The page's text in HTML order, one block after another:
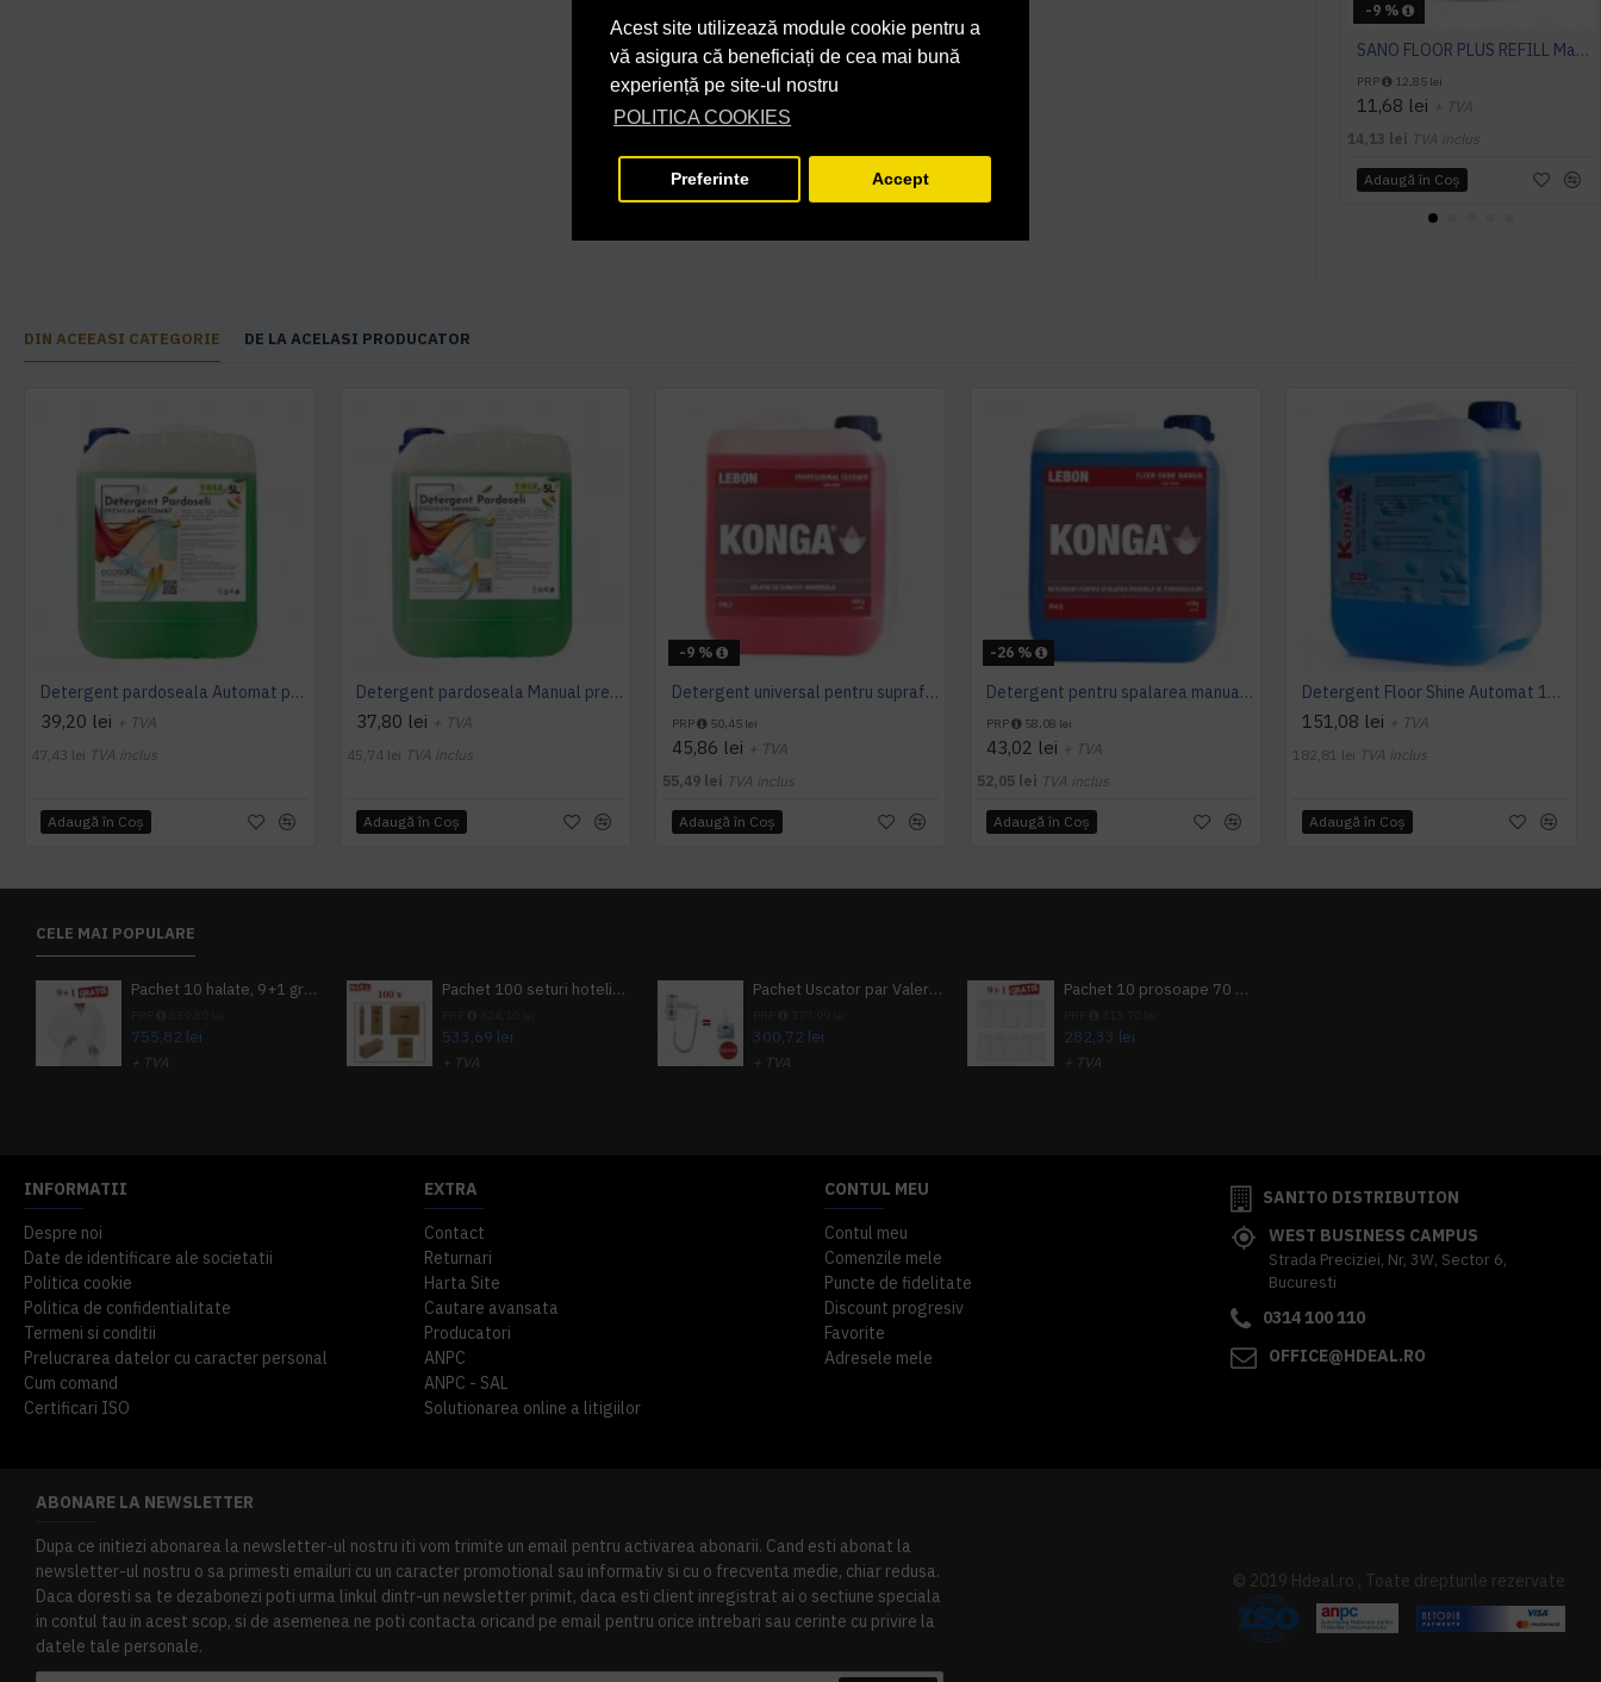
Acest site utilizează module cookie pentru a
vă asigura că beneficiați de cea mai bună
experiență pe site-ul nostru
POLITICA COOKIES
Preferinte Accept
-9 %
SANO FLOOR PLUS REFILL Manual, 750ml, detergent pardoseala
PRP 12,85 lei
11,68 lei + TVA
14,13 lei TVA inclus
Adaugă în Coş
DIN ACEEASI CATEGORIE DE LA ACELASI PRODUCATOR
Detergent pardoseala Automat premium AQAS
39,20 lei + TVA
47,43 lei TVA inclus
Adaugă în Coş
Detergent pardoseala Manual premium 5L Canistra AQAS
37,80 lei + TVA
45,74 lei TVA inclus
Adaugă în Coş
-9 %
Detergent universal pentru suprafete, Professional Cleaner, Konga, 5 L
PRP 50,45 lei
45,86 lei + TVA
55,49 lei TVA inclus
Adaugă în Coş
-26 %
Detergent pentru spalarea manuala a pardoselilor, Dilutie 1:100, Floor Shine Manual, Konga, 5L
PRP 58,08 lei
43,02 lei + TVA
52,05 lei TVA inclus
Adaugă în Coş
Detergent Floor Shine Automat 10 L Konga
151,08 lei + TVA
182,81 lei TVA inclus
Adaugă în Coş
CELE MAI POPULARE
Pachet 10 halate, 9+1 gratuit
755,82 lei
+ TVA
Pachet 100 seturi hoteliere, set dentar, set barbierit, casca de dus, pila unghii, set cusut
533,69 lei
+ TVA
Pachet Uscator par Valera Action Super Plus + GRATUIT Sampon si gel de dus Tork
300,72 lei
+ TVA
Pachet 10 prosoape 70 x 140cm 9 + 1 gratuit
282,33 lei
+ TVA
INFORMATII
Despre noi
Date de identificare ale societatii
Politica cookie
Politica de confidentialitate
Termeni si conditii
Prelucrarea datelor cu caracter personal
Cum comand
Certificari ISO
EXTRA
Contact
Returnari
Harta Site
Cautare avansata
Producatori
ANPC
ANPC - SAL
Solutionarea online a litigiilor
CONTUL MEU
Contul meu
Comenzile mele
Puncte de fidelitate
Discount progresiv
Favorite
Adresele mele
SANITO DISTRIBUTION
WEST BUSINESS CAMPUS
Strada Preciziei, Nr, 3W, Sector 6,
Bucuresti
0314 100 110
OFFICE@HDEAL.RO
ABONARE LA NEWSLETTER
Dupa ce initiezi abonarea la newsletter-ul nostru iti vom trimite un email pentru activarea abonarii. Cand esti abonat la
newsletter-ul nostru o sa primesti emailuri cu un caracter promotional sau informativ si cu o frecventa medie, chiar redusa.
Daca doresti sa te dezabonezi poti urma linkul dintr-un newsletter primit, daca esti client inregistrat ai o sectiune speciala
in contul tau in acest scop, si de asemenea ne poti contacta oricand pe email pentru orice intrebari sau cerinte cu privire la
datele tale personale.
© 2019 Hdeal.ro , Toate drepturile rezervate